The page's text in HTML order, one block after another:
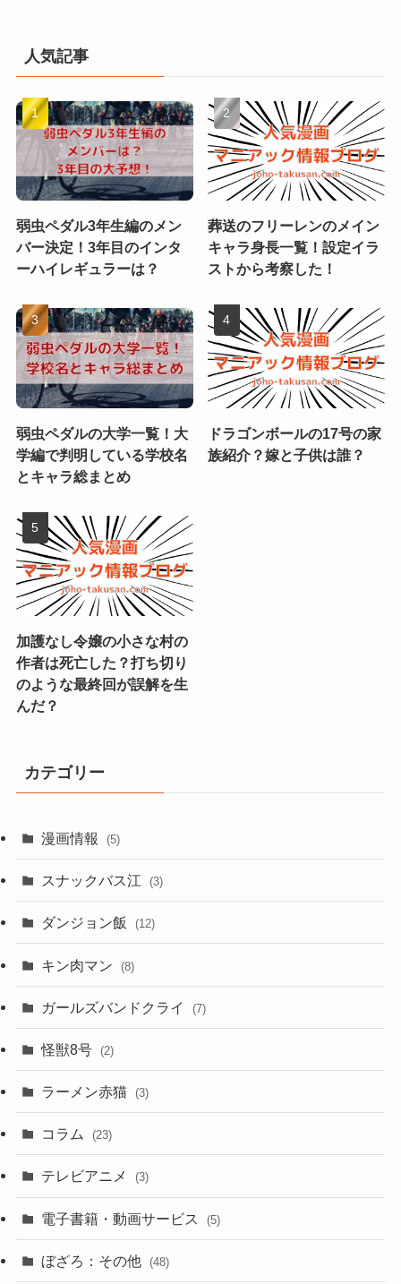
人気記事
弱虫ペダル3年生編のメン
バー決定！3年目のインタ
ーハイレギュラーは？
葬送のフリーレンのメイン
キャラ身長一覧！設定イラ
ストから考察した！
弱虫ペダルの大学一覧！大
学編で判明している学校名
とキャラ総まとめ
ドラゴンボールの17号の家
族紹介？嫁と子供は誰？
加護なし令嬢の小さな村の
作者は死亡した？打ち切り
のような最終回が誤解を生
んだ？
カテゴリー
漫画情報 (5)
スナックバス江 (3)
ダンジョン飯 (12)
キン肉マン (8)
ガールズバンドクライ (7)
怪獣8号 (2)
ラーメン赤猫 (3)
コラム (23)
テレビアニメ (3)
電子書籍・動画サービス (5)
ぼざろ：その他 (48)